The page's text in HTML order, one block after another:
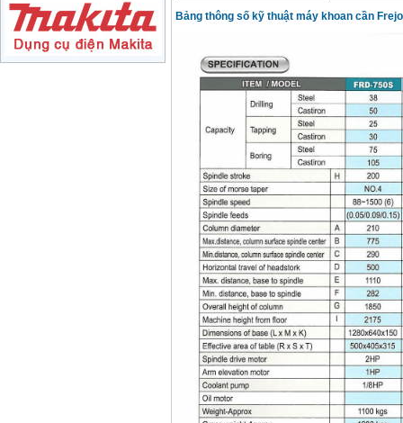
Bo may khoan Bosch
GSB 13RE hop nhua
100 chi tiet
Price:1977000VND
Bảng thông số kỹ thuật máy khoan cần